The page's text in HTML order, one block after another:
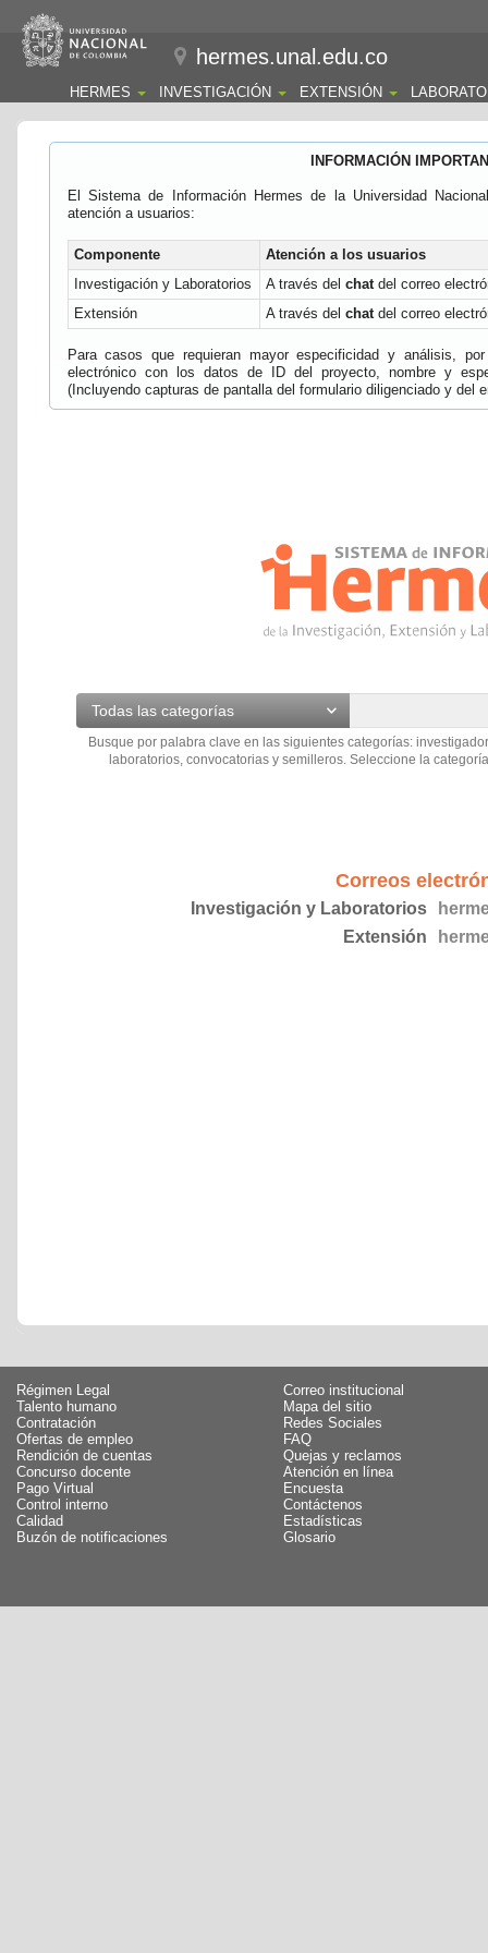
hermes.unal.edu.co
HERMES INVESTIGACIÓN EXTENSIÓN
INFORMACIÓN
El Sistema de Información Hermes de la Universidad
atención a usuarios:
Componente
Atención a los usuarios
Investigación y Laboratorios
A través del chatdel correo
Extensión
A través del chatdel correo
Para casos que requieran mayor especificidad y análisis,
electrónico con los datos de ID del proyecto, nombre y
(Incluyendo capturas de pantalla del formulario diligenciado y del
Todas las categorías
Busque por palabra clave en las siguientes categorías:
laboratorios, convocatorias y semilleros. Seleccione la
Correos
Investigación y Laboratorios
Extensión
Régimen Legal
Talento humano
Contratación
Ofertas de empleo
Rendición de cuentas
Concurso docente
Pago Virtual
Control interno
Calidad
Buzón de notificaciones
Correo institucional
Mapa del sitio
Redes Sociales
FAQ
Quejas y reclamos
Atención en línea
Encuesta
Contáctenos
Estadísticas
Glosario